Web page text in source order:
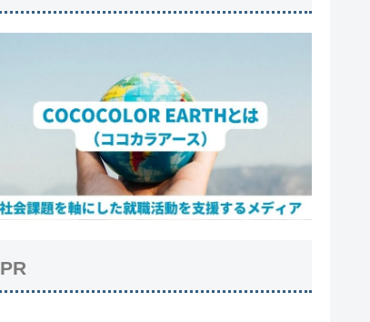
PR